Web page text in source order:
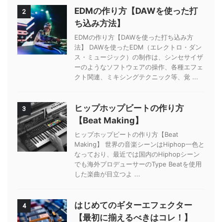
2
EDMの作り方【DAWを使った打
ち込み方法】
EDMの作り方【DAWを使った打ち込み方
法】 DAWを使ったEDM（エレクトロ・ダン
ス・ミュージック）の制作は、シンセサイザ
ーのようなソフトウェアの操作、各種エフェ
クト関連、ミキシングテクニック等、覚 ...
3
ヒップホップビートの作り方
【Beat Making】
ヒップホップビートの作り方【Beat
Making】 世界の音楽シーンはHiphop一色と
なっており、最近では国内のHiphopシーン
でも海外プロデューサーのType Beatを使用
した楽曲が目立つよ ...
4
はじめてのギターエフェクター
【最初に揃えるべきはコレ！】